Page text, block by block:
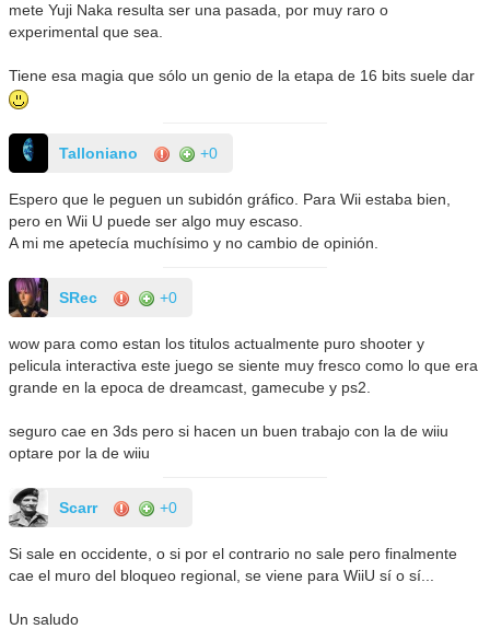
mete Yuji Naka resulta ser una pasada, por muy raro o
experimental que sea.
Tiene esa magia que sólo un genio de la etapa de 16 bits suele dar
Talloniano +0
Espero que le peguen un subidón gráfico. Para Wii estaba bien,
pero en Wii U puede ser algo muy escaso.
A mi me apetecía muchísimo y no cambio de opinión.
SRec +0
wow para como estan los titulos actualmente puro shooter y
pelicula interactiva este juego se siente muy fresco como lo que era
grande en la epoca de dreamcast, gamecube y ps2.
seguro cae en 3ds pero si hacen un buen trabajo con la de wiiu
optare por la de wiiu
Scarr +0
Si sale en occidente, o si por el contrario no sale pero finalmente
cae el muro del bloqueo regional, se viene para WiiU sí o sí...
Un saludo